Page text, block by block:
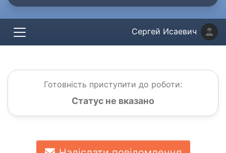
Сергей Исаевич
Готовність приступити до роботи:
Статус не вказано